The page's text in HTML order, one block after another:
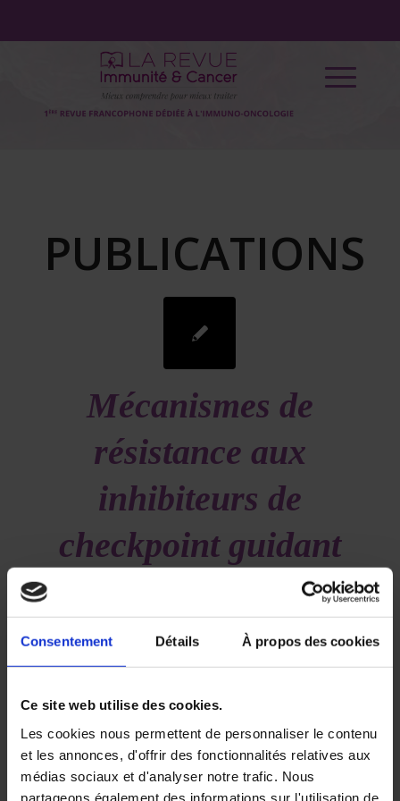
Consentement Détails À propos des cookies
Ce site web utilise des cookies.
Les cookies nous permettent de personnaliser le contenu
et les annonces, d'offrir des fonctionnalités relatives aux
médias sociaux et d'analyser notre trafic. Nous
partageons également des informations sur l'utilisation de
PUBLICATIONS
Mécanismes de
résistance aux
inhibiteurs de
checkpoint guidant
le développement de
thérapies innovantes
28 juin 2019 Volume 3 - Numéro 2 par
Deborah
SYLVAN
Le développement des immunothérapies a changé